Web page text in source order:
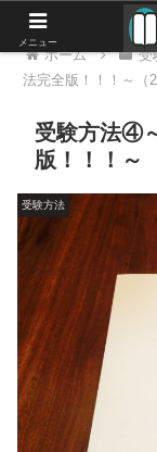
ホーム 受
法完全版！！！～（
受験方法④
版！！！～
受験方法
メニュー